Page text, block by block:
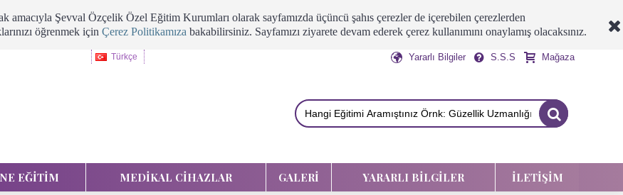
amacıyla Şevval Özçelik Özel Eğitim Kurumları olarak sayfamızda üçüncü şahıs çerezler de içerebilen çerezlerden
öğrenmek için Çerez Politikamıza bakabilirsiniz. Sayfamızı ziyarete devam ederek çerez kullanımını onaylamış olacaksınız.
Türkçe Yararlı Bilgiler S.S.S Mağaza
EĞITIM MEDIKAL CIHAZLAR GALERI YARARLI BILGILER İLETIŞIM